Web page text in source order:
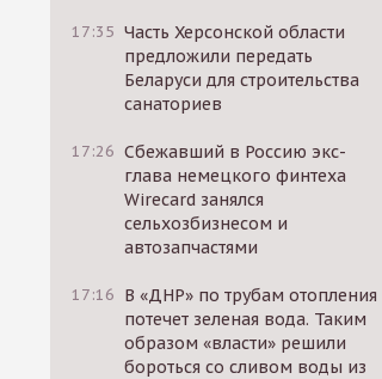
17:35 Часть Херсонской области
предложили передать
Беларуси для строительства
санаториев
17:26 Сбежавший в Россию экс-
глава немецкого финтеха
Wirecard занялся
сельхозбизнесом и
автозапчастями
17:16 В «ДНР» по трубам отопления
потечет зеленая вода. Таким
образом «власти» решили
бороться со сливом воды из